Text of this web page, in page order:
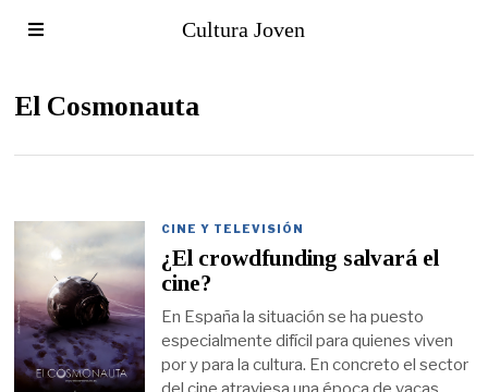
Cultura Joven
El Cosmonauta
CINE Y TELEVISIÓN
¿El crowdfunding salvará el
cine?
En España la situación se ha puesto
especialmente difícil para quienes viven
por y para la cultura. En concreto el sector